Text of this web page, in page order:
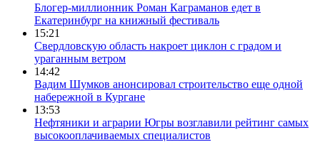
Блогер-миллионник Роман Каграманов едет в
Екатеринбург на книжный фестиваль
15:21
Свердловскую область накроет циклон с градом и
ураганным ветром
14:42
Вадим Шумков анонсировал строительство еще одной
набережной в Кургане
13:53
Нефтяники и аграрии Югры возглавили рейтинг самых
высокооплачиваемых специалистов